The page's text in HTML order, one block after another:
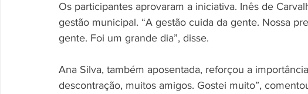
Os participantes aprovaram a iniciativa. Inês de
gestão municipal. “A gestão cuida da gente. Nossa
gente. Foi um grande dia”, disse.
Ana Silva, também aposentada, reforçou a
descontração, muitos amigos. Gostei muito”,